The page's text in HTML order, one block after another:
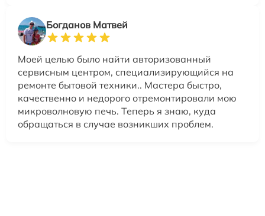
Богданов Матвей
Моей целью было найти авторизованный
сервисным центром, специализирующийся на
ремонте бытовой техники.. Мастера быстро,
качественно и недорого отремонтировали мою
микроволновую печь. Теперь я знаю, куда
обращаться в случае возникших проблем.